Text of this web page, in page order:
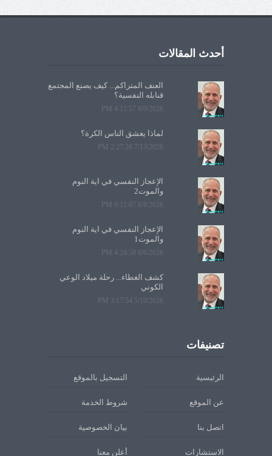
أحدث المقالات
العنف المتراكم... كيف يصنع المجتمع
قنابله النفسية؟
8/9/2026 4:11:57 PM
لماذا يعشق الناس الكرة؟
7/13/2026 2:27:26 PM
الإعجاز النفسي في آية النوم
والموت2
6/8/2026 6:11:07 PM
الإعجاز النفسي في آية النوم
والموت1
6/6/2026 4:24:58 PM
كشف الغطاء... رحلة ميلاد الوعي
الكوني
5/10/2026 3:17:54 PM
تصنيفات
الرئيسية التسجيل بالموقع
عن الموقع شروط الخدمة
اتصل بنا بيان الخصوصية
الاستشارات أعلن معنا